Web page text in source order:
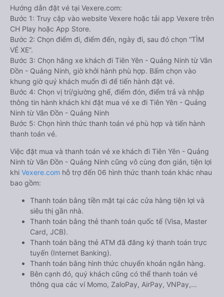
Hướng dẫn đặt vé tại Vexere.com:
Bước 1: Truy cập vào website Vexere hoặc tải app Vexere trên
CH Play hoặc App Store.
Bước 2: Chọn điểm đi, điểm đến, ngày đi, sau đó chọn “TÌM
VÉ XE”.
Bước 3: Chọn hãng xe khách đi Tiên Yên - Quảng Ninh từ Vân
Đồn - Quảng Ninh, giờ khởi hành phù hợp. Bấm chọn vào
khung giờ quý khách muốn đi để tiến hành đặt vé.
Bước 4: Chọn vị trí/giường ghế, điểm đón, điểm trả và nhập
thông tin hành khách khi đặt mua vé xe đi Tiên Yên - Quảng
Ninh từ Vân Đồn - Quảng Ninh
Bước 5: Chọn hình thức thanh toán vé phù hợp và tiến hành
thanh toán vé.
Việc đặt mua và thanh toán vé xe khách đi Tiên Yên - Quảng
Ninh từ Vân Đồn - Quảng Ninh cũng vô cùng đơn giản, tiện lợi
khi Vexere.com hỗ trợ đến 06 hình thức thanh toán khác nhau
bao gồm:
Thanh toán bằng tiền mặt tại các cửa hàng tiện lợi và
siêu thị gần nhà.
Thanh toán bằng thẻ thanh toán quốc tế (Visa, Master
Card, JCB).
Thanh toán bằng thẻ ATM đã đăng ký thanh toán trực
tuyến (Internet Banking).
Thanh toán bằng hình thức chuyển khoản ngân hàng.
Bên cạnh đó, quý khách cũng có thể thanh toán vé
thông qua các ví Momo, ZaloPay, AirPay, VNPay,…